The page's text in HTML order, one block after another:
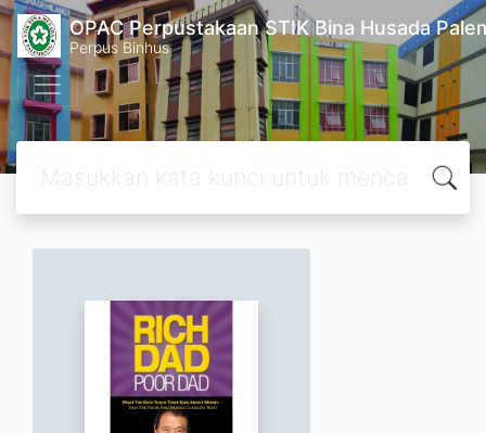
OPAC Perpustakaan STIK Bina Husada
Perpus Binhus